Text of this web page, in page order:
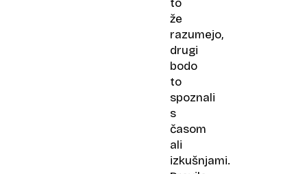
to
že
razumejo,
drugi
bodo
to
spoznali
s
časom
ali
izkušnjami.